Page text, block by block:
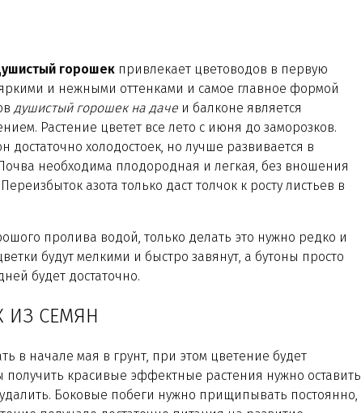
горошек привлекает цветоводов в первую
и нежными оттенками и самое главное формой
душистый горошек на даче и балконе является
Растение цветет все лето с июня до заморозков.
достаточно холодостоек, но лучше развивается в
необходима плодородная и легкая, без вношения
азота только даст толчок к росту листьев в
пролива водой, только делать это нужно редко и
будут мелкими и быстро завянут, а бутоны просто
будет достаточно.
СЕМЯН
в начале мая в грунт, при этом цветение будет
получить красивые эффектные растения нужно оставить
Боковые побеги нужно прищипывать постоянно,